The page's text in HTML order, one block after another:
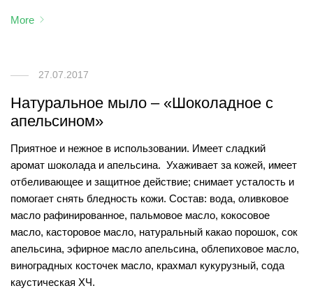
More
27.07.2017
Натуральное мыло – «Шоколадное с
апельсином»
Приятное и нежное в использовании. Имеет сладкий
аромат шоколада и апельсина. Ухаживает за кожей, имеет
отбеливающее и защитное действие; снимает усталость и
помогает снять бледность кожи. Состав: вода, оливковое
масло рафинированное, пальмовое масло, кокосовое
масло, касторовое масло, натуральный какао порошок, сок
апельсина, эфирное масло апельсина, облепиховое масло,
виноградных косточек масло, крахмал кукурузный, сода
каустическая ХЧ.